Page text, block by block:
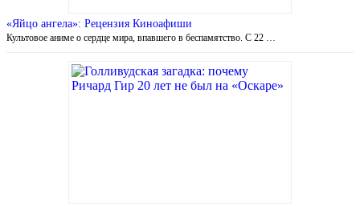
«Яйцо ангела»: Рецензия Киноафиши
Культовое аниме о сердце мира, впавшего в беспамятство. С 22 …